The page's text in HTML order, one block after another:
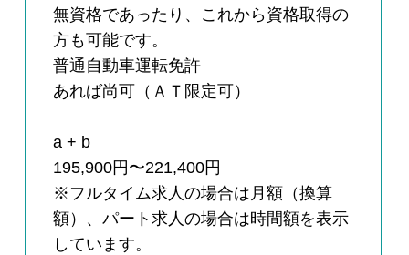
無資格であったり、これから資格取得の
方も可能です。
普通自動車運転免許
あれば尚可（ＡＴ限定可）
a + b
195,900円〜221,400円
※フルタイム求人の場合は月額（換算
額）、パート求人の場合は時間額を表示
しています。